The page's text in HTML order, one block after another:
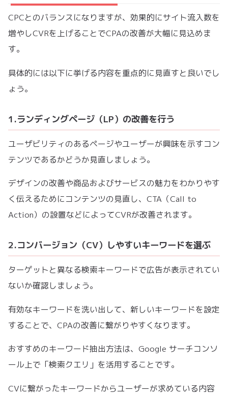
CPCとのバランスになりますが、効果的にサイト流入数を
増やしCVRを上げることでCPAの改善が大幅に見込めま
す。
具体的には以下に挙げる内容を重点的に見直すと良いでし
ょう。
1.ランディングページ（LP）の改善を行う
ユーザビリティのあるページやユーザーが興味を示すコン
テンツであるかどうか見直しましょう。
デザインの改善や商品およびサービスの魅力をわかりやす
く伝えるためにコンテンツの見直し、CTA（Call to
Action）の設置などによってCVRが改善されます。
2.コンバージョン（CV）しやすいキーワードを選ぶ
ターゲットと異なる検索キーワードで広告が表示されてい
ないか確認しましょう。
有効なキーワードを洗い出して、新しいキーワードを設定
することで、CPAの改善に繋がりやすくなります。
おすすめのキーワード抽出方法は、Google サーチコンソ
ール上で「検索クエリ」を活用することです。
CVに繋がったキーワードからユーザーが求めている内容